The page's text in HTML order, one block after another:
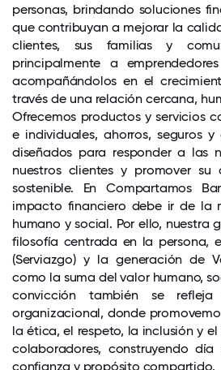
personas, brindando soluciones
que contribuyan a mejorar la
clientes, sus familias y
principalmente a
acompañándolos en el
través de una relación cercana,
Ofrecemos productos y servicios
e individuales, ahorros, seguros
diseñados para responder a las
nuestros clientes y promover su
sostenible. En Compartamos
impacto financiero debe ir de la
humano y social. Por ello, nuestra
filosofía centrada en la persona,
(Serviazgo) y la generación de
como la suma del valor humano,
convicción también se
organizacional, donde
la ética, el respeto, la inclusión y
colaboradores, construyendo
confianza y propósito compartido.